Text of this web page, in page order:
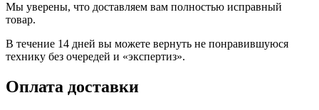
Мы уверены, что доставляем вам полностью исправный
товар.
В течение 14 дней вы можете вернуть не понравившуюся
технику без очередей и «экспертиз».
Оплата доставки